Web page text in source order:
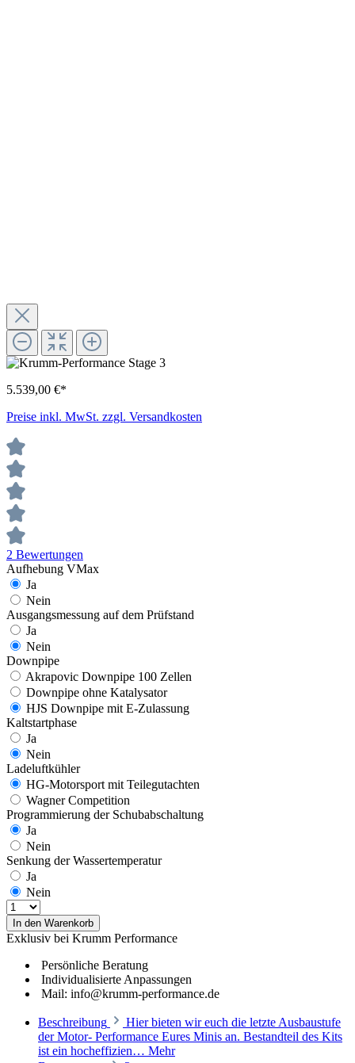
5.539,00 €*
Preise inkl. MwSt. zzgl. Versandkosten
2 Bewertungen
Aufhebung VMax
Ja
Nein
Ausgangsmessung auf dem Prüfstand
Ja
Nein
Downpipe
Akrapovic Downpipe 100 Zellen
Downpipe ohne Katalysator
HJS Downpipe mit E-Zulassung
Kaltstartphase
Ja
Nein
Ladeluftkühler
HG-Motorsport mit Teilegutachten
Wagner Competition
Programmierung der Schubabschaltung
Ja
Nein
Senkung der Wassertemperatur
Ja
Nein
In den Warenkorb
Exklusiv bei Krumm Performance
Persönliche Beratung
Individualisierte Anpassungen
Mail: info@krumm-performance.de
Beschreibung
Hier bieten wir euch die letzte Ausbaustufe
der Motor- Performance Eures Minis an. Bestandteil des Kits
ist ein hocheffizien… Mehr